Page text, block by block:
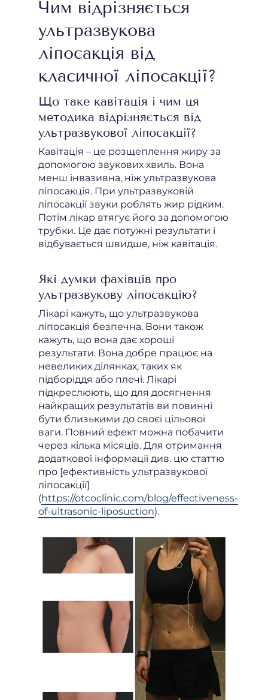
Чим відрізняється
ультразвукова
ліпосакція від
класичної ліпосакції?
Що таке кавітація і чим ця
методика відрізняється від
ультразвукової ліпосакції?
Кавітація – це розщеплення жиру за
допомогою звукових хвиль. Вона
менш інвазивна, ніж ультразвукова
ліпосакція. При ультразвуковій
ліпосакції звуки роблять жир рідким.
Потім лікар втягує його за допомогою
трубки. Це дає потужні результати і
відбувається швидше, ніж кавітація.
Які думки фахівців про
ультразвукову ліпосакцію?
Лікарі кажуть, що ультразвукова
ліпосакція безпечна. Вони також
кажуть, що вона дає хороші
результати. Вона добре працює на
невеликих ділянках, таких як
підборіддя або плечі. Лікарі
підкреслюють, що для досягнення
найкращих результатів ви повинні
бути близькими до своєї цільової
ваги. Повний ефект можна побачити
через кілька місяців. Для отримання
додаткової інформації див. цю статтю
про [ефективність ультразвукової
ліпосакції]
(https://otcoclinic.com/blog/effectiveness-
of-ultrasonic-liposuction).